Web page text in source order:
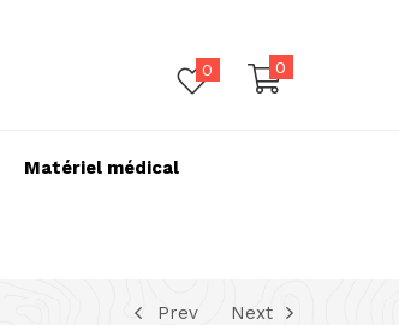
0 0
Matériel médical
Prev Next